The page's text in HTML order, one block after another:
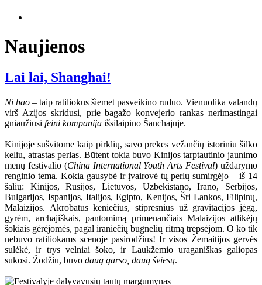
Naujienos
Lai lai, Shanghai!
Ni hao – taip ratiliokus šiemet pasveikino ruduo. Vienuolika valandų
virš Azijos skridusi, prie bagažo konvejerio rankas nerimastingai
gniaužiusi feini kompanija išsilaipino Šanchajuje.
Kinijoje sušvitome kaip pirklių, savo prekes vežančių istoriniu šilko
keliu, atrastas perlas. Būtent tokia buvo Kinijos tarptautinio jaunimo
menų festivalio (China International Youth Arts Festival) uždarymo
renginio tema. Kokia gausybė ir įvairovė tų perlų sumirgėjo – iš 14
šalių: Kinijos, Rusijos, Lietuvos, Uzbekistano, Irano, Serbijos,
Bulgarijos, Ispanijos, Italijos, Egipto, Kenijos, Šri Lankos, Filipinų,
Malaizijos. Akrobatus keniečius, stipresnius už gravitacijos jėgą,
gyrėm, archajiškais, pantomimą primenančiais Malaizijos atlikėjų
šokiais gėrėjomės, pagal iraniečių būgnelių ritmą trepsėjom. O ko tik
nebuvo ratiliokams scenoje pasirodžius! Ir visos Žemaitijos gervės
sulėkė, ir trys velniai šoko, ir Laukžemio uraganiškas galiopas
sukosi. Žodžiu, buvo daug garso, daug šviesų.